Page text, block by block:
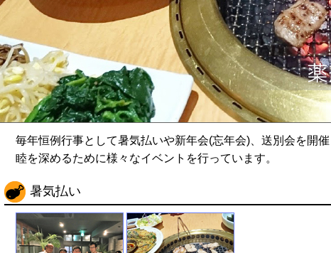
毎年恒例行事として暑気払いや新年会(忘年会)、送別会を開
睦を深めるために様々なイベントを行っています。
暑気払い